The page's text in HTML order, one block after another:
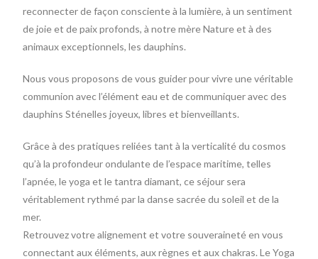
reconnecter de façon consciente à la lumière, à un sentiment
de joie et de paix profonds, à notre mère Nature et à des
animaux exceptionnels, les dauphins.
Nous vous proposons de vous guider pour vivre une véritable
communion avec l’élément eau et de communiquer avec des
dauphins Sténelles joyeux, libres et bienveillants.
Grâce à des pratiques reliées tant à la verticalité du cosmos
qu’à la profondeur ondulante de l’espace maritime, telles
l’apnée, le yoga et le tantra diamant, ce séjour sera
véritablement rythmé par la danse sacrée du soleil et de la
mer.
Retrouvez votre alignement et votre souveraineté en vous
connectant aux éléments, aux règnes et aux chakras. Le Yoga